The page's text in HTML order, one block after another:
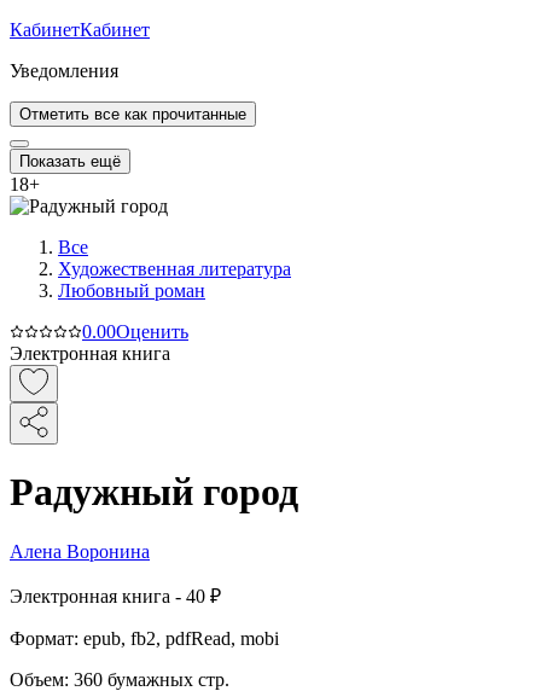
КабинетКабинет
Уведомления
Отметить все как прочитанные
Показать ещё
18+
Все
Художественная литература
Любовный роман
0.00Оценить
Электронная книга
Радужный город
Алена Воронина
Электронная книга - 40 ₽
Формат: epub, fb2, pdfRead, mobi
Объем: 360 бумажных стр.